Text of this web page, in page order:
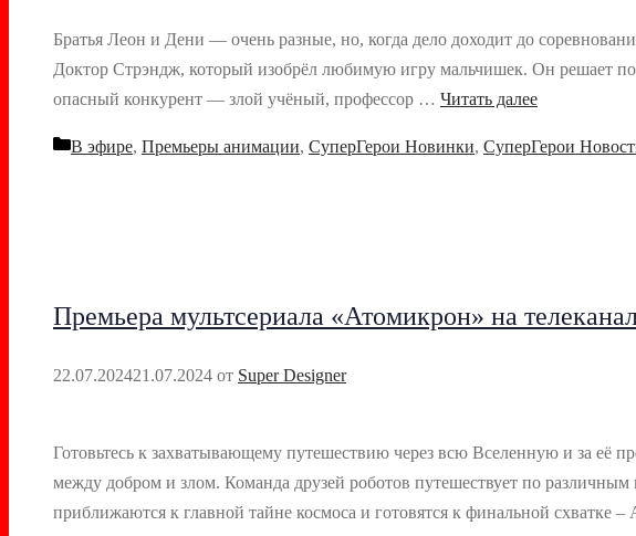
Братья Леон и Дени — очень разные, но, когда дело доходит до
Доктор Стрэндж, который изобрёл любимую игру мальчишек. Он решает
опасный конкурент — злой учёный, профессор … Читать далее
Рубрики
В эфире, Премьеры анимации, СуперГерои Новинки, СуперГерои
Премьера мультсериала «Атомикрон» на
22.07.202421.07.2024 от Super Designer
Готовьтесь к захватывающему путешествию через всю Вселенную и за её
между добром и злом. Команда друзей роботов путешествует по
приближаются к главной тайне космоса и готовятся к финальной схватке